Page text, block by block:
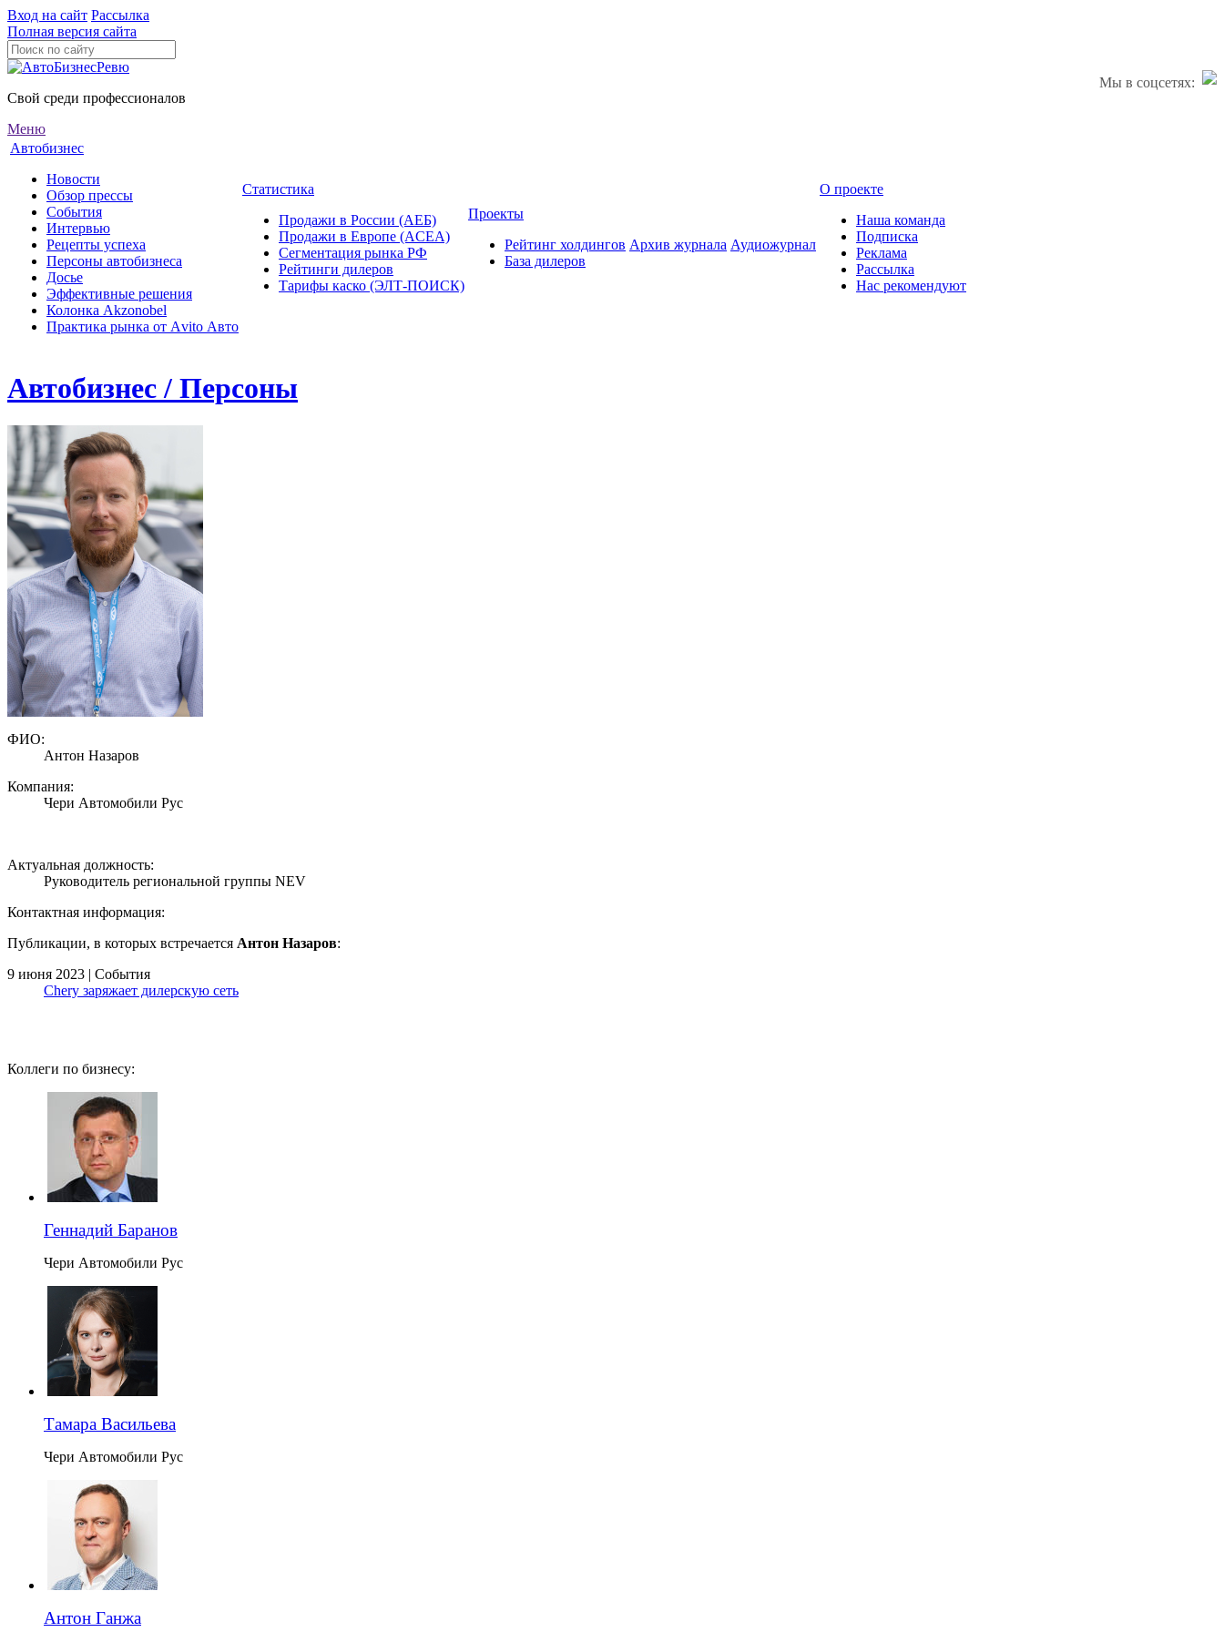
Вход на сайт Рассылка
Полная версия сайта
Мы в соцсетях:
Свой среди профессионалов
Меню
Автобизнес
Новости
Обзор прессы
События
Интервью
Рецепты успеха
Персоны автобизнеса
Досье
Эффективные решения
Колонка Akzonobel
Практика рынка от Аvito Авто
Статистика
Продажи в России (АЕБ)
Продажи в Европе (ACEA)
Сегментация рынка РФ
Рейтинги дилеров
Тарифы каско (ЭЛТ-ПОИСК)
Проекты
Рейтинг холдингов
База дилеров
Архив журнала Аудиожурнал
О проекте
Наша команда
Подписка
Реклама
Рассылка
Нас рекомендуют
Автобизнес / Персоны
ФИО:
Антон Назаров
Компания:
Чери Автомобили Рус
Актуальная должность:
Руководитель региональной группы NEV
Контактная информация:
Публикации, в которых встречается Антон Назаров:
9 июня 2023 | События
Chery заряжает дилерскую сеть
Коллеги по бизнесу:
Геннадий Баранов
Чери Автомобили Рус
Тамара Васильева
Чери Автомобили Рус
Антон Ганжа